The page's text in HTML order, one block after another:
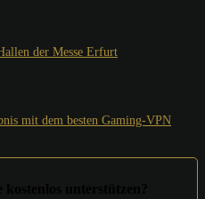
der Messe Erfurt
mit dem besten Gaming-VPN